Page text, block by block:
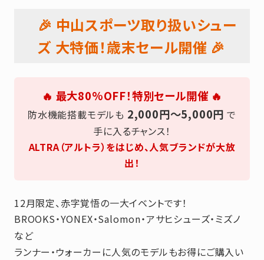
🎉 中山スポーツ取り扱いシュー
ズ 大特価！歳末セール開催 🎉
🔥 最大80%OFF！特別セール開催 🔥
防水機能搭載モデルも 2,000円〜5,000円 で
手に入るチャンス！
ALTRA（アルトラ）をはじめ、人気ブランドが大放
出！
12月限定、赤字覚悟の一大イベントです！
BROOKS・YONEX・Salomon・アサヒシューズ・ミズノ
など
ランナー・ウォーカーに人気のモデルもお得にご購入い